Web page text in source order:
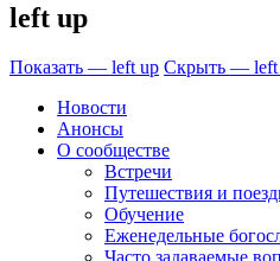
left up
Показать — left up Скрыть — left
Новости
Анонсы
О сообществе
Встречи
Путешествия и
Обучение
Еженедельные